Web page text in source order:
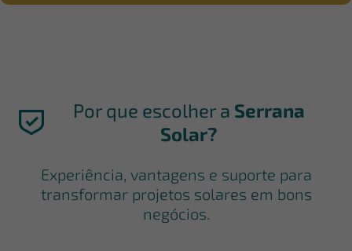
Por que escolher a Serrana
Solar?
Experiência, vantagens e suporte para
transformar projetos solares em bons
negócios.